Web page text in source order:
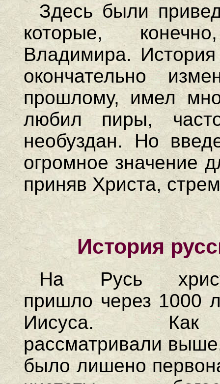
Здесь были
которые,
Владимира.
окончательно
прошлому, имел
любил пиры,
необуздан. Но
огромное значение
приняв Христа,
История
На Русь
пришло через 1000
Иисуса.
рассматривали
было лишено